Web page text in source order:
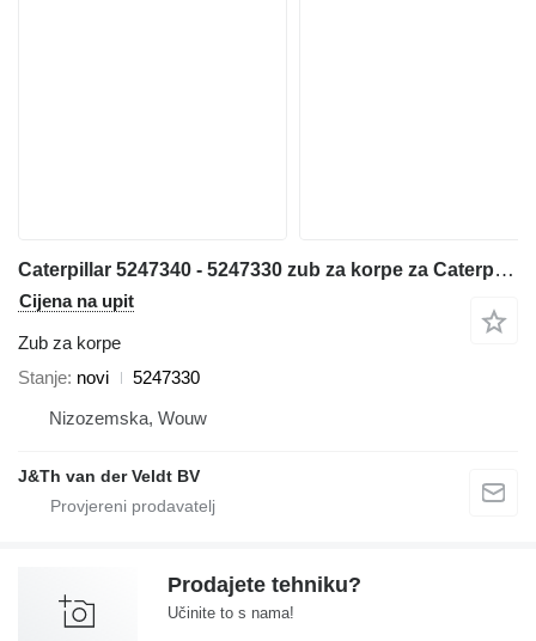
Caterpillar 5247340 - 5247330 zub za korpe za Caterpillar 973K utovarivača gusjeničara
Cijena na upit
Zub za korpe
Stanje novi
5247330
Nizozemska, Wouw
J&Th van der Veldt BV
Prodajete tehniku?
Učinite to s nama!